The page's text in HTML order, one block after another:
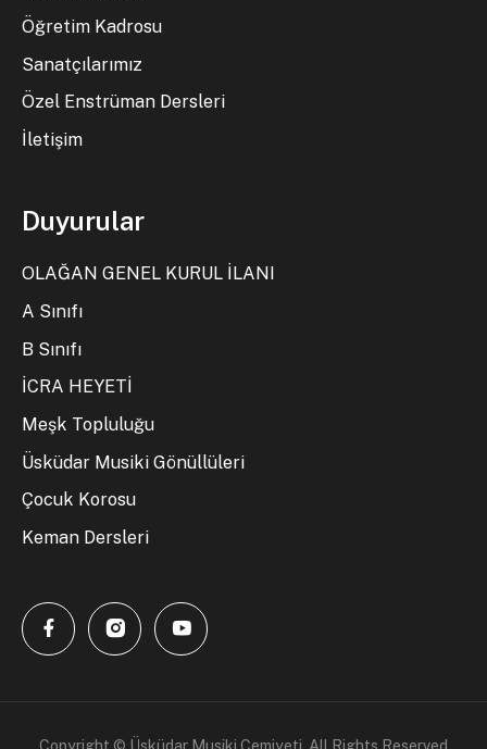
Öğretim Kadrosu
Sanatçılarımız
Özel Enstrüman Dersleri
İletişim
Duyurular
OLAĞAN GENEL KURUL İLANI
A Sınıfı
B Sınıfı
İCRA HEYETİ
Meşk Topluluğu
Üsküdar Musiki Gönüllüleri
Çocuk Korosu
Keman Dersleri
Copyright © Üsküdar Musiki Cemiyeti. All Rights Reserved